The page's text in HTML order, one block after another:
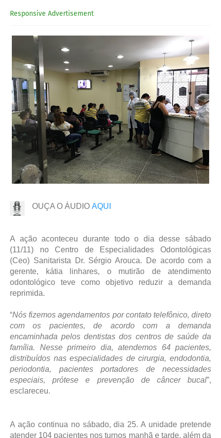
Responsive Advertisement
OUÇA O ÁUDIO AQUI
A ação aconteceu durante todo o dia desse sábado
(11/11) no Centro de Especialidades Odontológicas
(Ceo) Sanitarista Dr. Sérgio Arouca. De acordo com a
gerente, kátia linhares, o mutirão de atendimento
odontológico teve como objetivo reduzir a demanda
reprimida.
“Nós fizemos agendamentos por contato telefônico, direto
com os pacientes, de acordo com a demanda
encaminhada pelos dentistas dos centros de saúde da
família. Nesse primeiro dia, atendemos 64 pacientes,
distribuídos nas especialidades de cirurgia, endodontia,
periodontia, pacientes portadores de necessidades
especiais, prótese e prevenção de câncer bucal”,
esclareceu.
A ação continua no sábado, dia 25. A unidade pretende
atender 104 pacientes nos turnos manhã e tarde, além da